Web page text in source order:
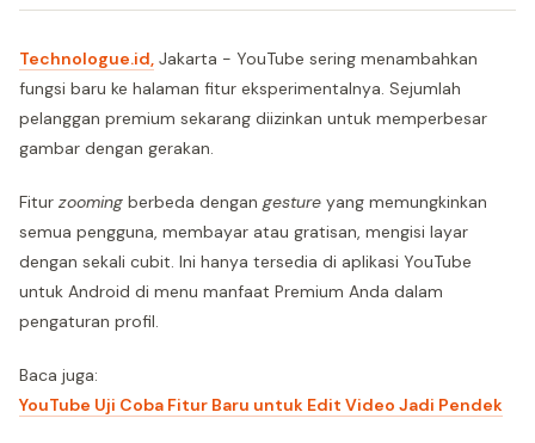
Technologue.id, Jakarta - YouTube sering menambahkan
fungsi baru ke halaman fitur eksperimentalnya. Sejumlah
pelanggan premium sekarang diizinkan untuk memperbesar
gambar dengan gerakan.
Fitur zooming berbeda dengan gesture yang memungkinkan
semua pengguna, membayar atau gratisan, mengisi layar
dengan sekali cubit. Ini hanya tersedia di aplikasi YouTube
untuk Android di menu manfaat Premium Anda dalam
pengaturan profil.
Baca juga:
YouTube Uji Coba Fitur Baru untuk Edit Video Jadi Pendek